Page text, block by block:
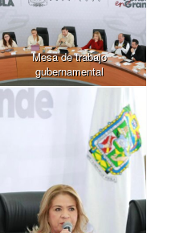
Mesa de trabajo
gubernamental